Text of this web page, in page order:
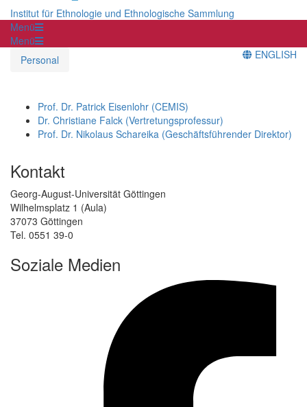
Institut für Ethnologie und Ethnologische Sammlung
Menü
Menü
Personal
ENGLISH
Prof. Dr. Patrick Eisenlohr (CEMIS)
Dr. Christiane Falck (Vertretungsprofessur)
Prof. Dr. Nikolaus Schareika (Geschäftsführender Direktor)
Kontakt
Georg-August-Universität Göttingen
Wilhelmsplatz 1 (Aula)
37073 Göttingen
Tel. 0551 39-0
Soziale Medien